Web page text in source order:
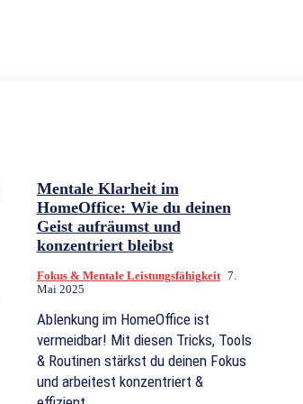
Mentale Klarheit im
HomeOffice: Wie du deinen
Geist aufräumst und
konzentriert bleibst
Fokus & Mentale Leistungsfähigkeit 7.
Mai 2025
Ablenkung im HomeOffice ist
vermeidbar! Mit diesen Tricks, Tools
& Routinen stärkst du deinen Fokus
und arbeitest konzentriert &